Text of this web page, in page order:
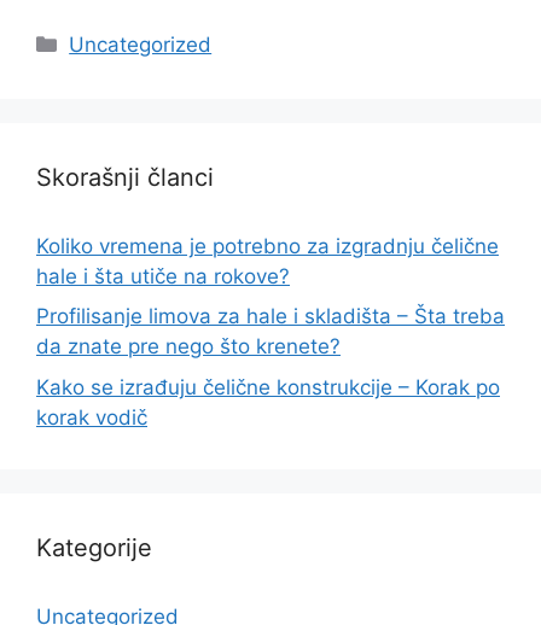
Categories
Uncategorized
Skorašnji članci
Koliko vremena je potrebno za izgradnju čelične
hale i šta utiče na rokove?
Profilisanje limova za hale i skladišta – Šta treba
da znate pre nego što krenete?
Kako se izrađuju čelične konstrukcije – Korak po
korak vodič
Kategorije
Uncategorized